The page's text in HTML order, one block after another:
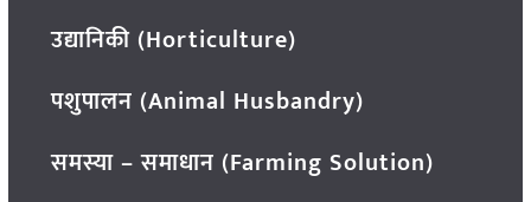
उद्यानिकी (Horticulture)
पशुपालन (Animal Husbandry)
समस्या – समाधान (Farming Solution)